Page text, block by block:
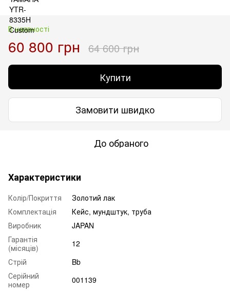
В наявності
60 800 грн 64 600 грн
Купити
Замовити швидко
До обраного
Характеристики
Колір/Покриття
Золотий лак
Комплектація
Кейс, мундштук, труба
Виробник
JAPAN
Гарантія
(місяців)
12
Стрій
Bb
Серійний
номер
001139